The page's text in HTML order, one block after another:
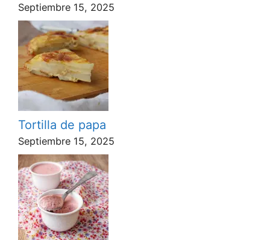
Septiembre 15, 2025
Tortilla de papa
Septiembre 15, 2025